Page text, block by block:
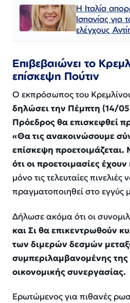
Η Ιταλία
Ισπανίας για
ελέγχους
Επιβεβαιώνει το
επίσκεψη Πούτιν
Ο εκπρόσωπος του
δηλώσει την Πέμπτη (14/
Πρόεδρος θα επισκεφθεί
«Θα τις ανακοινώσουμε
επίσκεψη προετοιμάζεται.
ότι οι προετοιμασίες
μόνο τις τελευταίες
πραγματοποιηθεί στο εγγύς
Δήλωσε ακόμα ότι οι
και Σι θα επικεντρωθούν
των διμερών δεσμών
συμπεριλαμβανομένης της
οικονομικής συνεργασίας.
Ερωτώμενος για πιθανές